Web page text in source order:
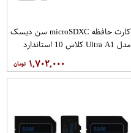
کارت حافظه microSDXC سن دیسک
مدل Ultra A1 کلاس 10 استاندارد
گیگابایت بسته 3 عددی
۱,۷۰۲,۰۰۰